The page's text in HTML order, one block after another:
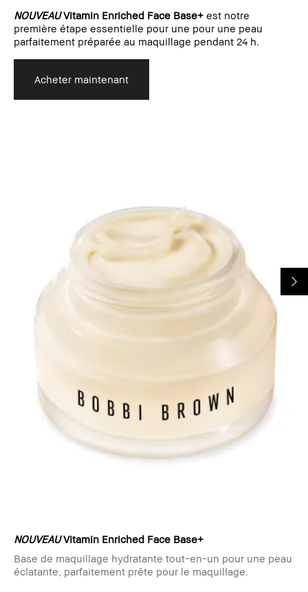
NOUVEAUVitamin Enriched Face Base+ est notre
première étape essentielle pour une pour une peau
parfaitement préparée au maquillage pendant 24 h.
Acheter maintenant
NOUVEAUVitamin Enriched Face Base+
Base de maquillage hydratante tout-en-un pour une peau
éclatante, parfaitement prête pour le maquillage.